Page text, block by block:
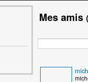
Mes amis